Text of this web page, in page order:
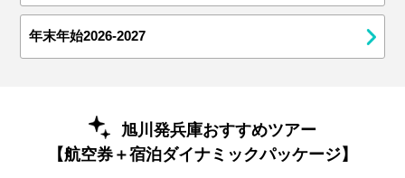
年末年始2026-2027
旭川発兵庫おすすめツアー
【航空券＋宿泊ダイナミックパッケージ】